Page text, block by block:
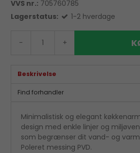
VVS nr.: 705760785
Lagerstatus:
1-2 hverdage
- +
Beskrivelse
Find forhandler
Minimalistisk og elegant
design med enkle linjer og
som begrænser dit vand- og
Poleret messing PVD.